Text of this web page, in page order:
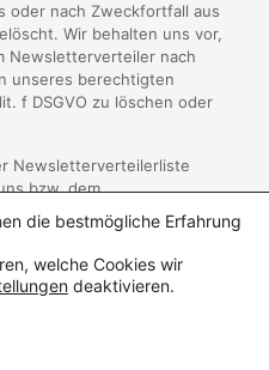
oder nach Zweckfortfall aus
Wir behalten uns vor,
Newsletterverteiler nach
unseres berechtigten
f DSGVO zu löschen oder
Newsletterverteilerliste
bzw. dem
in einer Blacklist
zu verhindern. Die Daten
diesen Zweck verwendet
Dies dient
unserem Interesse an der
beim Versand von
im Sinne des Art. 6
die bestmögliche Erfahrung
welche Cookies wir
deaktivieren.